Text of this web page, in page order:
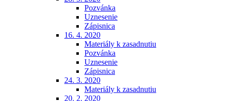
Pozvánka
Uznesenie
Zápisnica
16. 4. 2020
Materiály k zasadnutiu
Pozvánka
Uznesenie
Zápisnica
24. 3. 2020
Materiály k zasadnutiu
20. 2. 2020